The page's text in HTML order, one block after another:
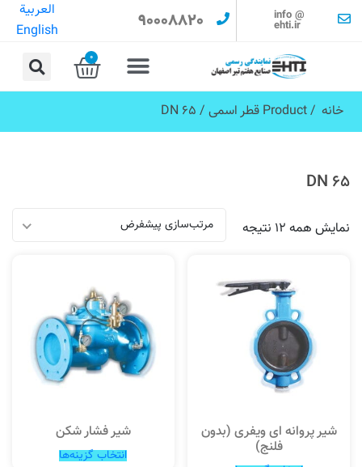
info @
ehti.ir
90008820
العربية
English
0
خانه / Product قطر اسمی / DN 65
DN 65
نمایش همه 12 نتیجه مرتب‌سازی پیشفرض
شیر پروانه ای ویفری (بدون
فلنج)
شیر فشار شکن
انتخاب گزینه‌ها